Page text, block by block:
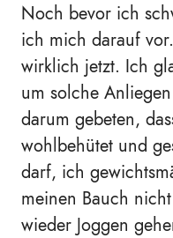
Noch bevor ich
ich mich darauf
wirklich jetzt. Ich
um solche
darum gebeten,
wohlbehütet und
darf, ich
meinen Bauch
wieder Joggen